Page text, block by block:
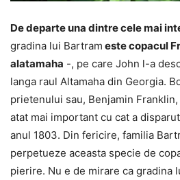
De departe una dintre cele mai
gradina lui Bartram este copacul
alatamaha -, pe care John l-a
langa raul Altamaha din Georgia.
prietenului sau, Benjamin
atat mai important cu cat a
anul 1803. Din fericire, familia
perpetueze aceasta specie de
pierire. Nu e de mirare ca gradina